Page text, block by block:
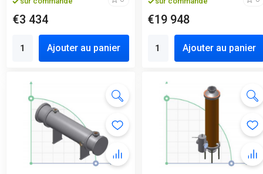
€3 434
Ajouter au panier
€19 948
Ajouter au panier